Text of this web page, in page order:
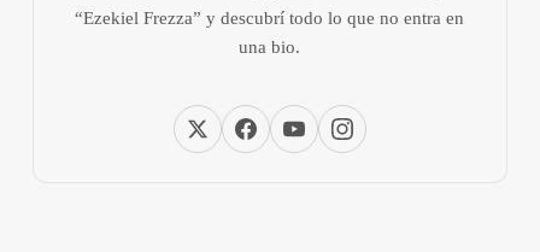
“Ezekiel Frezza” y descubrí todo lo que no entra en
una bio.